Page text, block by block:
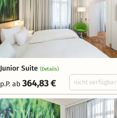
Junior Suite (Details)
p.P. ab 364,83 € nicht verfügbar